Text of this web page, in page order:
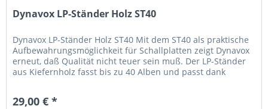
Dynavox LP-Ständer Holz ST40
Dynavox LP-Ständer Holz ST40 Mit dem ST40 als praktische
Aufbewahrungsmöglichkeit für Schallplatten zeigt Dynavox
erneut, daß Qualität nicht teuer sein muß. Der LP-Ständer
aus Kiefernholz fasst bis zu 40 Alben und passt dank
29,00 € *